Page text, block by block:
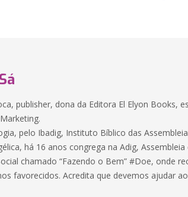
publisher, dona da Editora El Elyon Books,
pelo Ibadig, Instituto Bíblico das
há 16 anos congrega na Adig,
chamado “Fazendo o Bem” #Doe, onde
favorecidos. Acredita que devemos ajudar